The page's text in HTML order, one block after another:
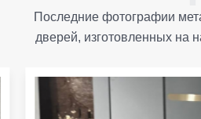
Последние фотографии
дверей, изготовленных на